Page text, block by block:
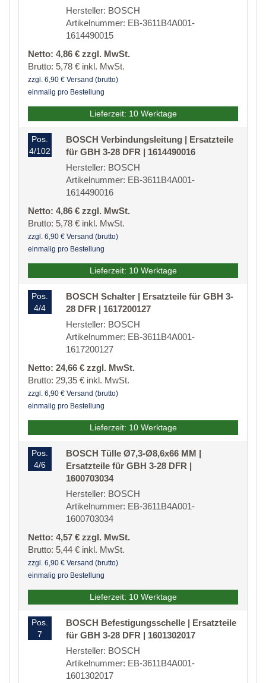
Hersteller: BOSCH
Artikelnummer: EB-3611B4A001-
1614490015
Netto: 4,86 € zzgl. MwSt.
Brutto: 5,78 € inkl. MwSt.
zzgl. 6,90 € Versand (brutto)
einmalig pro Bestellung
Lieferzeit: 10 Werktage
Pos.
4/102
BOSCH Verbindungsleitung | Ersatzteile
für GBH 3-28 DFR | 1614490016
Hersteller: BOSCH
Artikelnummer: EB-3611B4A001-
1614490016
Netto: 4,86 € zzgl. MwSt.
Brutto: 5,78 € inkl. MwSt.
zzgl. 6,90 € Versand (brutto)
einmalig pro Bestellung
Lieferzeit: 10 Werktage
Pos.
4/4
BOSCH Schalter | Ersatzteile für GBH 3-
28 DFR | 1617200127
Hersteller: BOSCH
Artikelnummer: EB-3611B4A001-
1617200127
Netto: 24,66 € zzgl. MwSt.
Brutto: 29,35 € inkl. MwSt.
zzgl. 6,90 € Versand (brutto)
einmalig pro Bestellung
Lieferzeit: 10 Werktage
Pos.
4/6
BOSCH Tülle Ø7,3-Ø8,6x66 MM |
Ersatzteile für GBH 3-28 DFR |
1600703034
Hersteller: BOSCH
Artikelnummer: EB-3611B4A001-
1600703034
Netto: 4,57 € zzgl. MwSt.
Brutto: 5,44 € inkl. MwSt.
zzgl. 6,90 € Versand (brutto)
einmalig pro Bestellung
Lieferzeit: 10 Werktage
Pos.
7
BOSCH Befestigungsschelle | Ersatzteile
für GBH 3-28 DFR | 1601302017
Hersteller: BOSCH
Artikelnummer: EB-3611B4A001-
1601302017